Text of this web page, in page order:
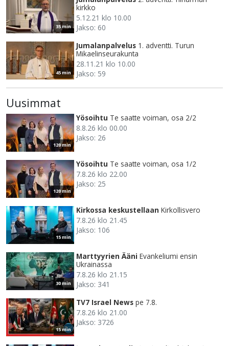
35 min
kirkko
5.12.21 klo 10.00
Jakso: 60
45 min
Jumalanpalvelus 1. adventti. Turun
Mikaelinseurakunta
28.11.21 klo 10.00
Jakso: 59
Uusimmat
120 min
Yösoihtu Te saatte voiman, osa 2/2
8.8.26 klo 00.00
Jakso: 26
120 min
Yösoihtu Te saatte voiman, osa 1/2
7.8.26 klo 22.00
Jakso: 25
15 min
Kirkossa keskustellaan Kirkollisvero
7.8.26 klo 21.45
Jakso: 106
30 min
Marttyyrien Ääni Evankeliumi ensin
Ukrainassa
7.8.26 klo 21.15
Jakso: 341
15 min
TV7 Israel News pe 7.8.
7.8.26 klo 21.00
Jakso: 3726